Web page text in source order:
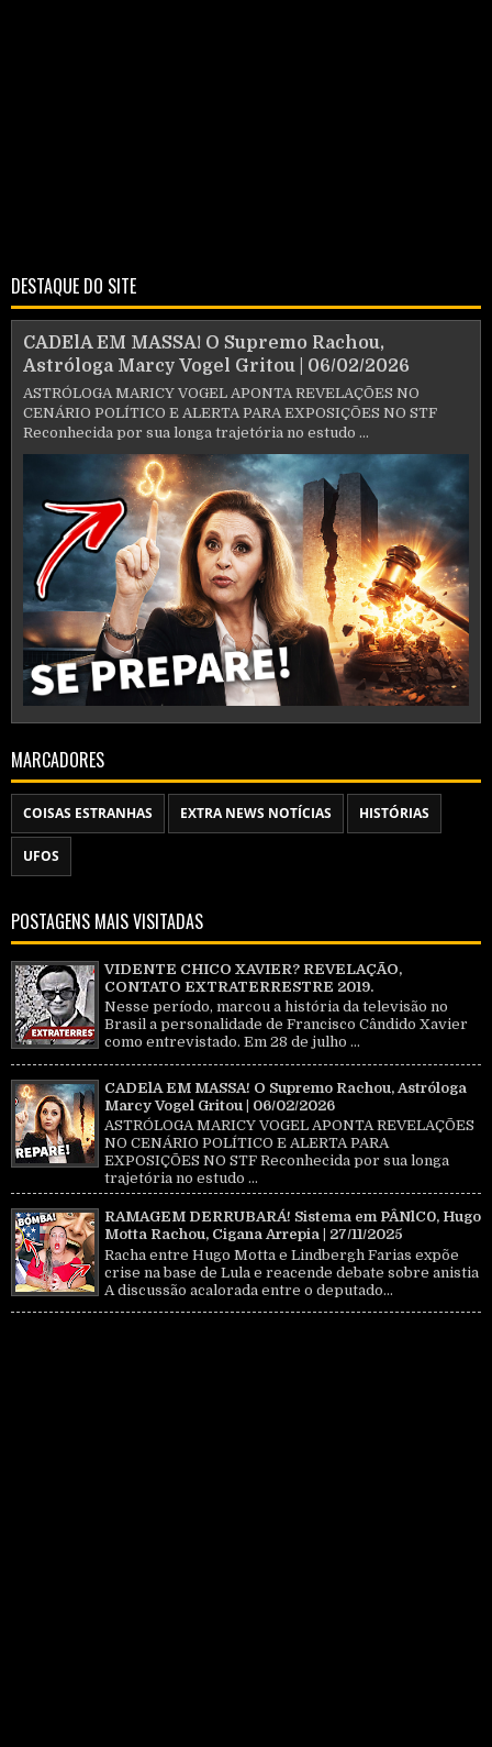
DESTAQUE DO SITE
CADElA EM MASSA! O Supremo Rachou,
Astróloga Marcy Vogel Gritou | 06/02/2026
ASTRÓLOGA MARICY VOGEL APONTA REVELAÇÕES NO
CENÁRIO POLÍTICO E ALERTA PARA EXPOSIÇÕES NO STF
Reconhecida por sua longa trajetória no estudo ...
MARCADORES
COISAS ESTRANHAS EXTRA NEWS NOTÍCIAS HISTÓRIAS
UFOS
POSTAGENS MAIS VISITADAS
VIDENTE CHICO XAVIER? REVELAÇÃO,
CONTATO EXTRATERRESTRE 2019.
Nesse período, marcou a história da televisão no
Brasil a personalidade de Francisco Cândido Xavier
como entrevistado. Em 28 de julho ...
CADElA EM MASSA! O Supremo Rachou, Astróloga
Marcy Vogel Gritou | 06/02/2026
ASTRÓLOGA MARICY VOGEL APONTA REVELAÇÕES
NO CENÁRIO POLÍTICO E ALERTA PARA
EXPOSIÇÕES NO STF Reconhecida por sua longa
trajetória no estudo ...
RAMAGEM DERRUBARÁ! Sistema em PÂNlC0, Hugo
Motta Rachou, Cigana Arrepia | 27/11/2025
Racha entre Hugo Motta e Lindbergh Farias expõe
crise na base de Lula e reacende debate sobre anistia
A discussão acalorada entre o deputado...